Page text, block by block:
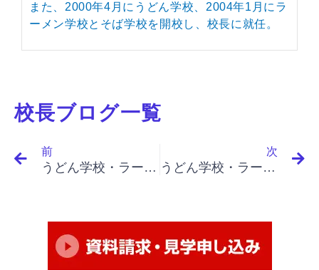
また、2000年4月にうどん学校、2004年1月にラ
ーメン学校とそば学校を開校し、校長に就任。
校長ブログ一覧
前
うどん学校・ラーメン学校・そば学校・パスタ学校で開業&成果アップ｜ 「イノベーションと起業家精神（最終）」「産業構造の変化を知る（第４の機会）、産業の不安定性、産業構造は不変か、自動車産業の構造変化の第１の波」
次
うどん学校・ラーメン学校・そば学校・パスタ学校で開業&成果アップ｜「イノベーションと起業家精神（最終）」「イノベーションの機会、外部の者にとってのチャンス」